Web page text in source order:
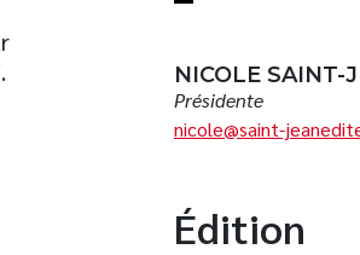
NICOLE SAINT-
Présidente
nicole@saint-
Édition